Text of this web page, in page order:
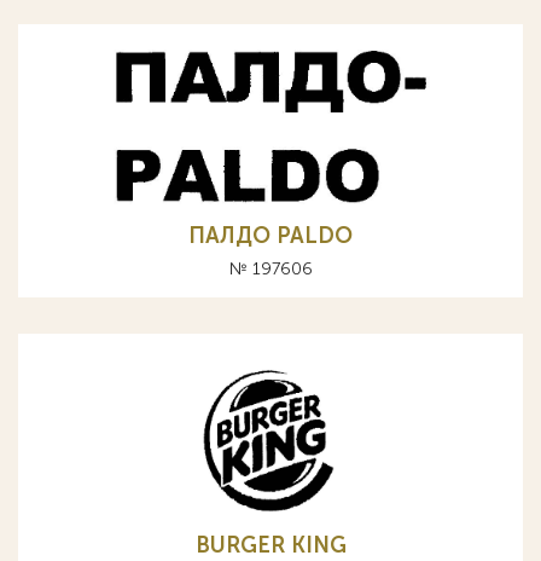
ПАЛДО PALDO
№ 197606
BURGER KING